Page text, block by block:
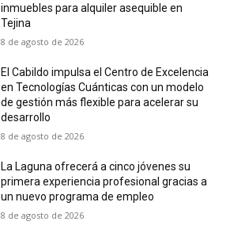
inmuebles para alquiler asequible en
Tejina
8 de agosto de 2026
El Cabildo impulsa el Centro de Excelencia
en Tecnologías Cuánticas con un modelo
de gestión más flexible para acelerar su
desarrollo
8 de agosto de 2026
La Laguna ofrecerá a cinco jóvenes su
primera experiencia profesional gracias a
un nuevo programa de empleo
8 de agosto de 2026